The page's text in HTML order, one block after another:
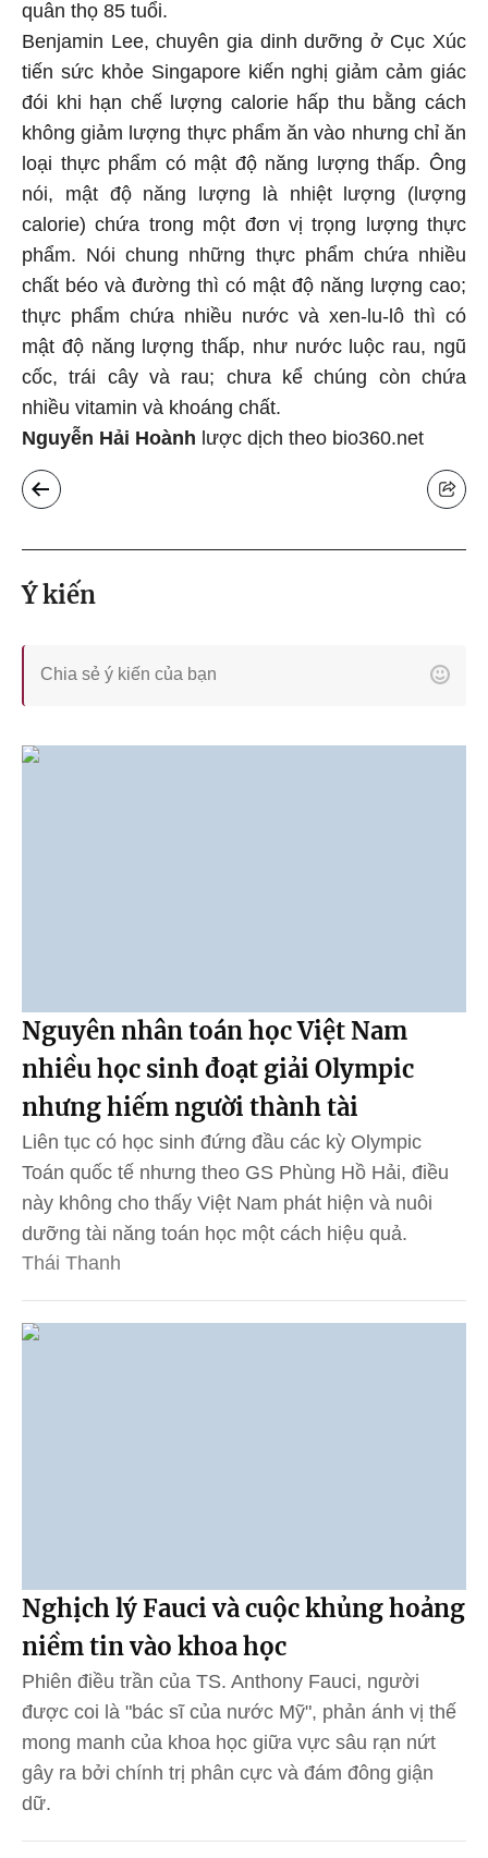
quân thọ 85 tuổi.
Benjamin Lee, chuyên gia dinh dưỡng ở Cục Xúc
tiến sức khỏe Singapore kiến nghị giảm cảm giác
đói khi hạn chế lượng calorie hấp thu bằng cách
không giảm lượng thực phẩm ăn vào nhưng chỉ ăn
loại thực phẩm có mật độ năng lượng thấp. Ông
nói, mật độ năng lượng là nhiệt lượng (lượng
calorie) chứa trong một đơn vị trọng lượng thực
phẩm. Nói chung những thực phẩm chứa nhiều
chất béo và đường thì có mật độ năng lượng cao;
thực phẩm chứa nhiều nước và xen-lu-lô thì có
mật độ năng lượng thấp, như nước luộc rau, ngũ
cốc, trái cây và rau; chưa kể chúng còn chứa
nhiều vitamin và khoáng chất.
Nguyễn Hải Hoành lược dịch theo bio360.net
Ý kiến
Nguyên nhân toán học Việt Nam
nhiều học sinh đoạt giải Olympic
nhưng hiếm người thành tài
Liên tục có học sinh đứng đầu các kỳ Olympic
Toán quốc tế nhưng theo GS Phùng Hồ Hải, điều
này không cho thấy Việt Nam phát hiện và nuôi
dưỡng tài năng toán học một cách hiệu quả.
Thái Thanh
Nghịch lý Fauci và cuộc khủng hoảng
niềm tin vào khoa học
Phiên điều trần của TS. Anthony Fauci, người
được coi là "bác sĩ của nước Mỹ", phản ánh vị thế
mong manh của khoa học giữa vực sâu rạn nứt
gây ra bởi chính trị phân cực và đám đông giận
dữ.